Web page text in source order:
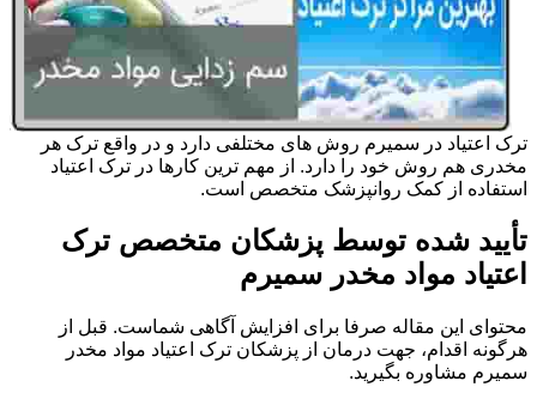
ترک اعتیاد در سمیرم روش های مختلفی دارد و در واقع ترک هر
مخدری هم روش خود را دارد. از مهم ترین کارها در ترک اعتیاد
استفاده از کمک روانپزشک متخصص است.
تأیید شده توسط پزشکان متخصص ترک
اعتیاد مواد مخدر سمیرم
محتوای این مقاله صرفا برای افزایش آگاهی شماست. قبل از
هرگونه اقدام، جهت درمان از پزشکان ترک اعتیاد مواد مخدر
سمیرم مشاوره بگیرید.